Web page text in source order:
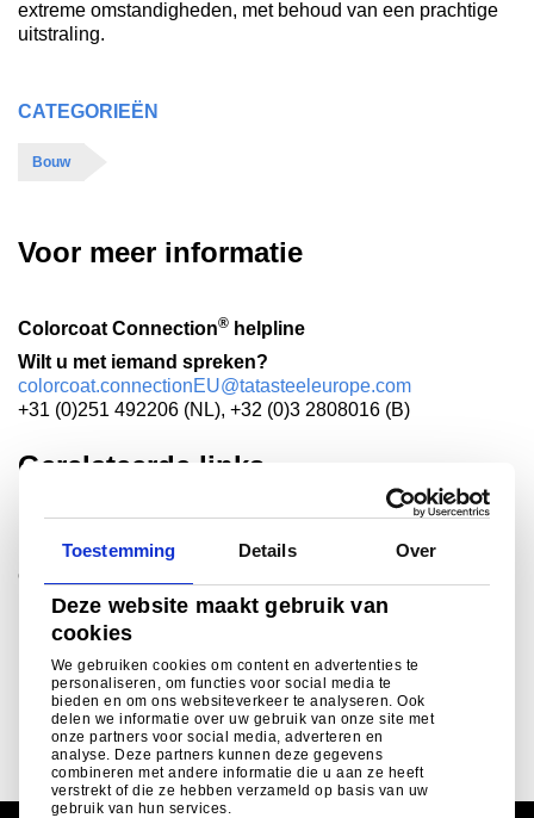
Toestemming Details Over
Deze website maakt gebruik van
cookies
We gebruiken cookies om content en advertenties te
personaliseren, om functies voor social media te
bieden en om ons websiteverkeer te analyseren. Ook
delen we informatie over uw gebruik van onze site met
onze partners voor social media, adverteren en
analyse. Deze partners kunnen deze gegevens
combineren met andere informatie die u aan ze heeft
verstrekt of die ze hebben verzameld op basis van uw
gebruik van hun services.
extreme omstandigheden, met behoud van een prachtige
uitstraling.
CATEGORIEËN
Bouw
Voor meer informatie
Colorcoat Connection® helpline
Wilt u met iemand spreken?
colorcoat.connectionEU@tatasteeleurope.com
+31 (0)251 492206 (NL), +32 (0)3 2808016 (B)
Gerelateerde links
Colorcoat Prisma
Duurzame esthetiek. Gegarandeerd.Colorcoat Prisma
maakt een grote stap dankzij de toepassing van
hoogwaardige drielaagse productietechnologie voor h..
Lees meer